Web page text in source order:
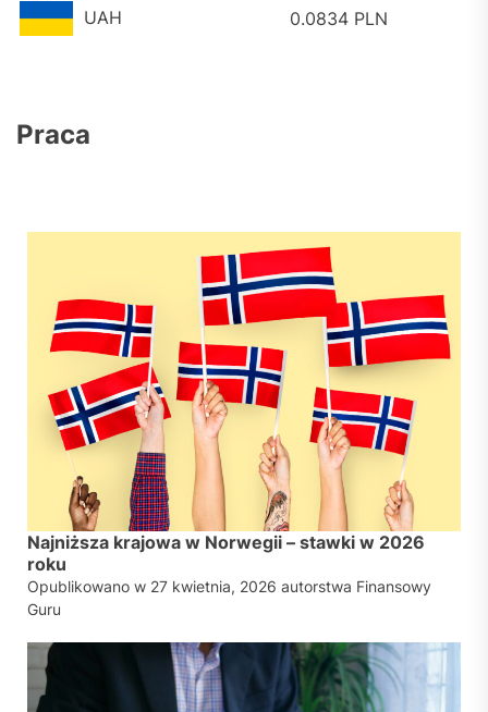
UAH
0.0834 PLN
Praca
Najniższa krajowa w Norwegii – stawki w 2026
roku
Opublikowano w 27 kwietnia, 2026 autorstwa Finansowy
Guru